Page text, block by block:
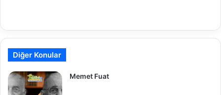
Diğer Konular
Memet Fuat